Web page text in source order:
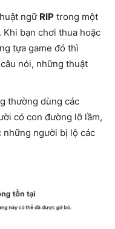
ngữ RIP trong một
bạn chơi thua hoặc
tựa game đó thì
nói, những thuật
thường dùng các
có con đường lỡ lầm,
những người bị lộ các